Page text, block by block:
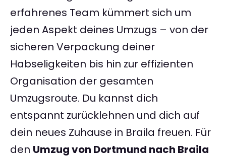
erfahrenes Team kümmert sich um
jeden Aspekt deines Umzugs – von der
sicheren Verpackung deiner
Habseligkeiten bis hin zur effizienten
Organisation der gesamten
Umzugsroute. Du kannst dich
entspannt zurücklehnen und dich auf
dein neues Zuhause in Braila freuen. Für
den Umzug von Dortmund nach Braila